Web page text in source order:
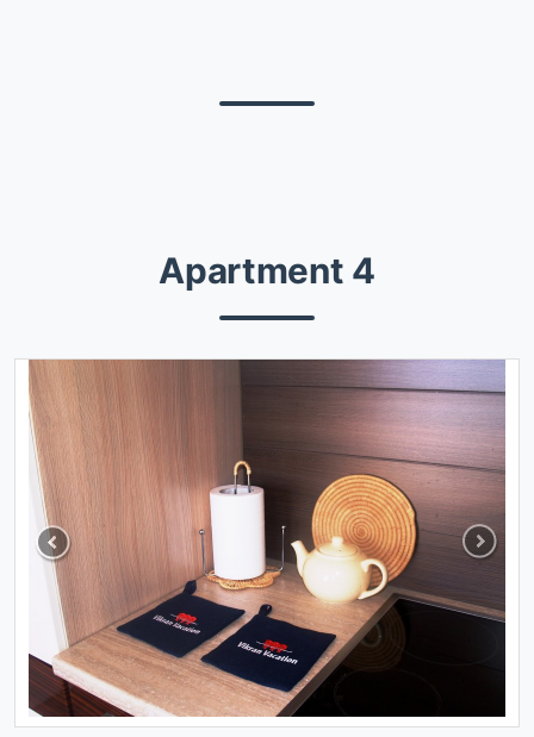
Apartment 4
Previous Next